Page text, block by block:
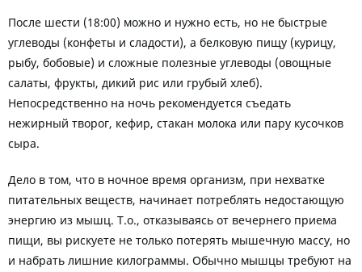
После шести (18:00) можно и нужно есть, но не быстрые
углеводы (конфеты и сладости), а белковую пищу (курицу,
рыбу, бобовые) и сложные полезные углеводы (овощные
салаты, фрукты, дикий рис или грубый хлеб).
Непосредственно на ночь рекомендуется съедать
нежирный творог, кефир, стакан молока или пару кусочков
сыра.
Дело в том, что в ночное время организм, при нехватке
питательных веществ, начинает потреблять недостающую
энергию из мышц. Т.о., отказываясь от вечернего приема
пищи, вы рискуете не только потерять мышечную массу, но
и набрать лишние килограммы. Обычно мышцы требуют на